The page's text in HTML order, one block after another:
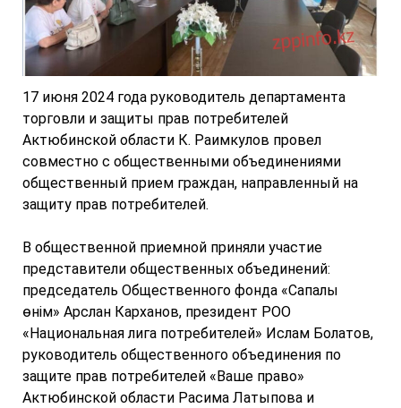
17 июня 2024 года руководитель департамента
торговли и защиты прав потребителей
Актюбинской области К. Раимкулов провел
совместно с общественными объединениями
общественный прием граждан, направленный на
защиту прав потребителей.
В общественной приемной приняли участие
представители общественных объединений:
председатель Общественного фонда «Сапалы
өнім» Арслан Карханов, президент РОО
«Национальная лига потребителей» Ислам Болатов,
руководитель общественного объединения по
защите прав потребителей «Ваше право»
Актюбинской области Расима Латыпова и